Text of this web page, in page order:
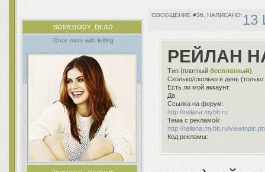
36 13
SOMEBODY_DEAD
Once more with felling
РЕЙЛАН
Тип (платный бесплатный)
Сколько/сколько в день
Есть ли мой аккаунт:
Да
Ссылка на форум:
http://reilana.mybb.ru
Тема с рекламой:
http://reilana.mybb.ru/
Код рекламы: